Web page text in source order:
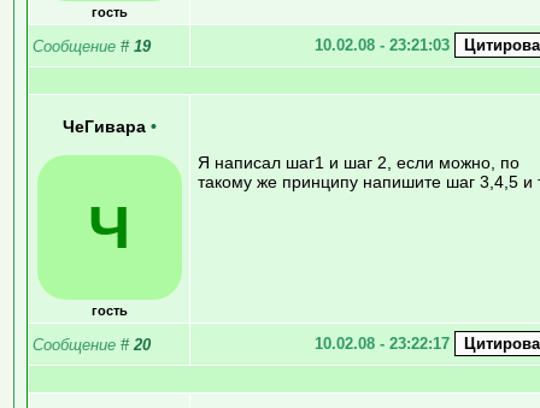
гость
Сообщение # 19 10.02.08 - 23:21:03
ЧеГивара •
Ч
гость
Я написал шаг1 и шаг 2, если можно, по
такому же принципу напишите шаг 3,4,5 и
Сообщение # 20 10.02.08 - 23:22:17